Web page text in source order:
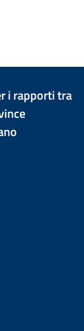
i rapporti tra